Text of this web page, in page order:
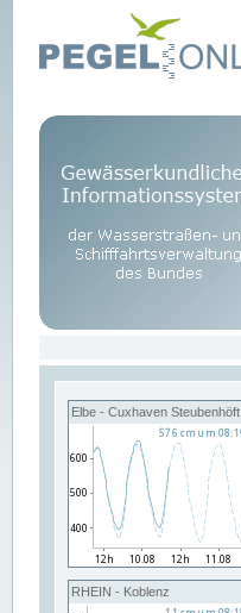
Elbe - Cuxhaven Steubenhöft
RHEIN - Koblenz